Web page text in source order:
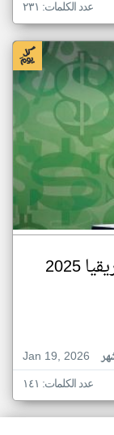
عدد الكلمات: ٢٣١
Jan 19, 2026
عدد الكلمات: ١٤١